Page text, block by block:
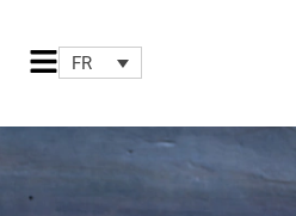
FR